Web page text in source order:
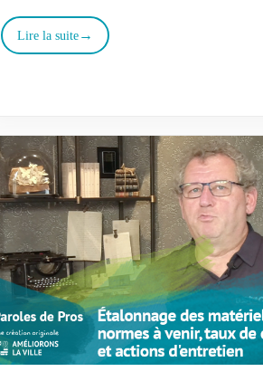
Lire la suite